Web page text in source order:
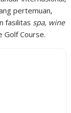
pertemuan,
fasilitas spa, wine
Golf Course.